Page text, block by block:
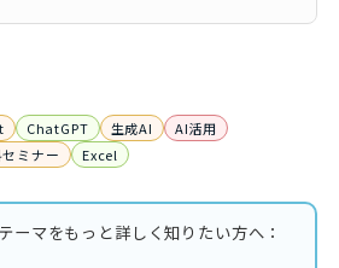
ChatGPT 生成AI
AI活用
ミナー Excel
ーマをもっと詳しく知りたい方へ：